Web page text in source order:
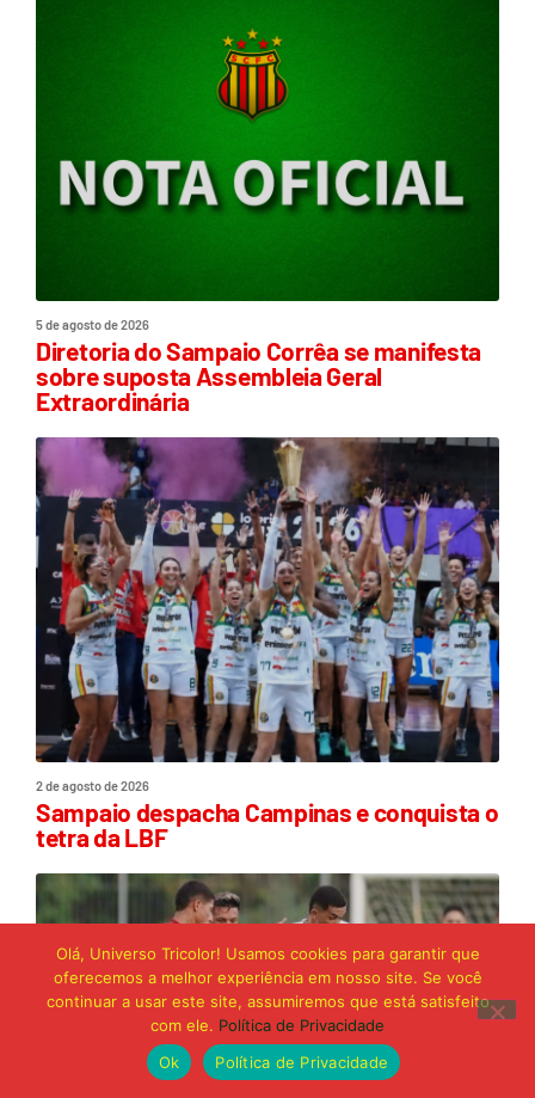
5 de agosto de 2026
Diretoria do Sampaio Corrêa se manifesta
sobre suposta Assembleia Geral
Extraordinária
2 de agosto de 2026
Sampaio despacha Campinas e conquista o
tetra da LBF
Olá, Universo Tricolor! Usamos cookies para garantir que
oferecemos a melhor experiência em nosso site. Se você
continuar a usar este site, assumiremos que está satisfeito
com ele. Política de Privacidade
Ok
Política de Privacidade